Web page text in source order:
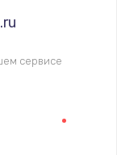
сервисе